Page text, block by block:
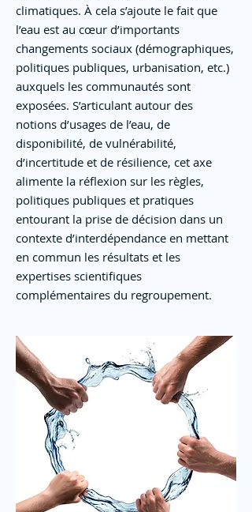
climatiques. À cela s’ajoute le fait que
l’eau est au cœur d’importants
changements sociaux (démographiques,
politiques publiques, urbanisation, etc.)
auxquels les communautés sont
exposées. S’articulant autour des
notions d’usages de l’eau, de
disponibilité, de vulnérabilité,
d’incertitude et de résilience, cet axe
alimente la réflexion sur les règles,
politiques publiques et pratiques
entourant la prise de décision dans un
contexte d’interdépendance en mettant
en commun les résultats et les
expertises scientifiques
complémentaires du regroupement.